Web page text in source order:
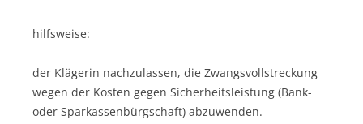
hilfsweise:
der Klägerin nachzulassen, die Zwangsvollstreckung
wegen der Kosten gegen Sicherheitsleistung (Bank-
oder Sparkassenbürgschaft) abzuwenden.